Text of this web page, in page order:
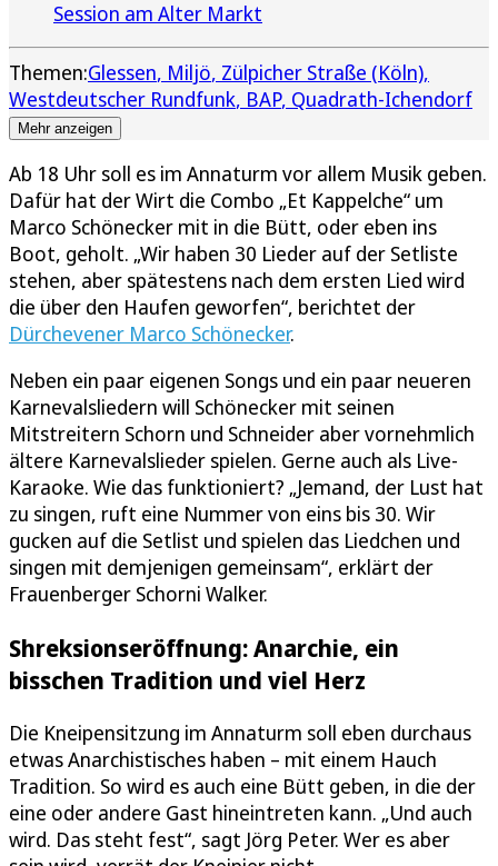
Session am Alter Markt
Themen:Glessen Miljö Zülpicher Straße (Köln)
Westdeutscher Rundfunk BAP Quadrath-Ichendorf
Mehr anzeigen
Ab 18 Uhr soll es im Annaturm vor allem Musik geben.
Dafür hat der Wirt die Combo „Et Kappelche“ um
Marco Schönecker mit in die Bütt, oder eben ins
Boot, geholt. „Wir haben 30 Lieder auf der Setliste
stehen, aber spätestens nach dem ersten Lied wird
die über den Haufen geworfen“, berichtet der
Dürchevener Marco Schönecker.
Neben ein paar eigenen Songs und ein paar neueren
Karnevalsliedern will Schönecker mit seinen
Mitstreitern Schorn und Schneider aber vornehmlich
ältere Karnevalslieder spielen. Gerne auch als Live-
Karaoke. Wie das funktioniert? „Jemand, der Lust hat
zu singen, ruft eine Nummer von eins bis 30. Wir
gucken auf die Setlist und spielen das Liedchen und
singen mit demjenigen gemeinsam“, erklärt der
Frauenberger Schorni Walker.
Shreksionseröffnung: Anarchie, ein
bisschen Tradition und viel Herz
Die Kneipensitzung im Annaturm soll eben durchaus
etwas Anarchistisches haben – mit einem Hauch
Tradition. So wird es auch eine Bütt geben, in die der
eine oder andere Gast hineintreten kann. „Und auch
wird. Das steht fest“, sagt Jörg Peter. Wer es aber